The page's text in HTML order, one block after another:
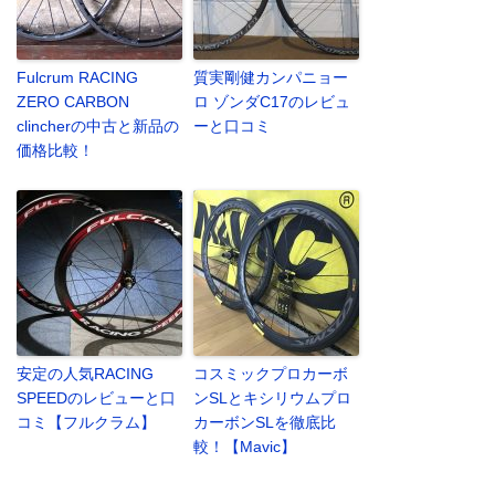
Fulcrum RACING
ZERO CARBON
clincherの中古と新品の
価格比較！
質実剛健カンパニョー
ロ ゾンダC17のレビュ
ーと口コミ
安定の人気RACING
SPEEDのレビューと口
コミ【フルクラム】
コスミックプロカーボ
ンSLとキシリウムプロ
カーボンSLを徹底比
較！【Mavic】